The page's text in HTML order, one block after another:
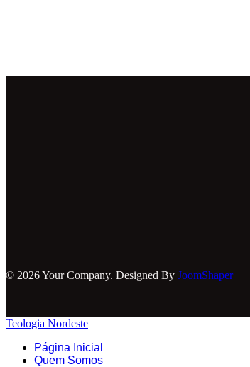
© 2026 Your Company. Designed By JoomShaper
Teologia Nordeste
Página Inicial
Quem Somos